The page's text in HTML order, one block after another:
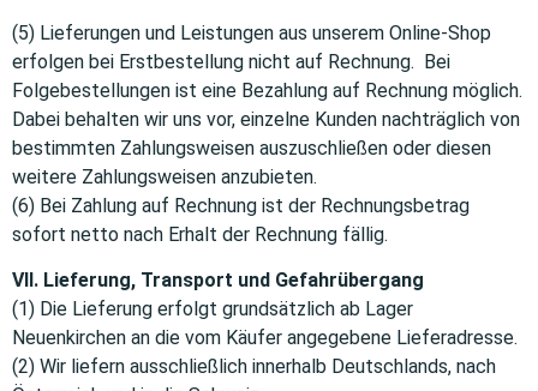
(5) Lieferungen und Leistungen aus unserem Online-Shop
erfolgen bei Erstbestellung nicht auf Rechnung. Bei
Folgebestellungen ist eine Bezahlung auf Rechnung möglich.
Dabei behalten wir uns vor, einzelne Kunden nachträglich von
bestimmten Zahlungsweisen auszuschließen oder diesen
weitere Zahlungsweisen anzubieten.
(6) Bei Zahlung auf Rechnung ist der Rechnungsbetrag
sofort netto nach Erhalt der Rechnung fällig.
VII. Lieferung, Transport und Gefahrübergang
(1) Die Lieferung erfolgt grundsätzlich ab Lager
Neuenkirchen an die vom Käufer angegebene Lieferadresse.
(2) Wir liefern ausschließlich innerhalb Deutschlands, nach